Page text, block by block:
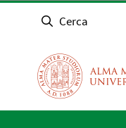
Cerca